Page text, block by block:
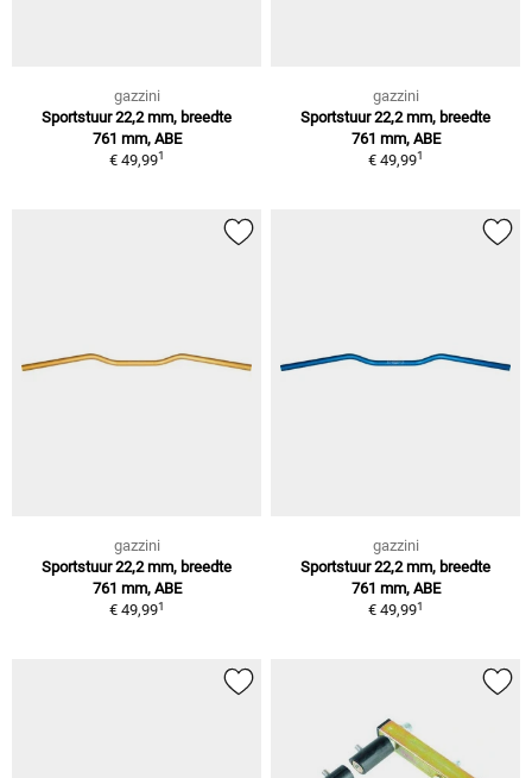
gazzini
Sportstuur 22,2 mm, breedte
761 mm, ABE
€ 49,991
gazzini
Sportstuur 22,2 mm, breedte
761 mm, ABE
€ 49,991
gazzini
Sportstuur 22,2 mm, breedte
761 mm, ABE
€ 49,991
gazzini
Sportstuur 22,2 mm, breedte
761 mm, ABE
€ 49,991